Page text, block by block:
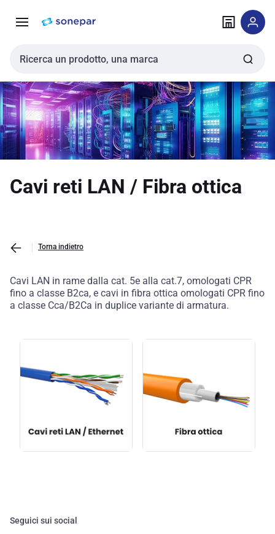
navigazione alla
Cerca input
Cavi reti LAN / Fibra ottica
Torna indietro
Cavi LAN in rame dalla cat. 5e alla cat.7, omologati CPR
fino a classe B2ca, e cavi in fibra ottica omologati CPR fino
a classe Cca/B2Ca in duplice variante di armatura.
Seguici sui social